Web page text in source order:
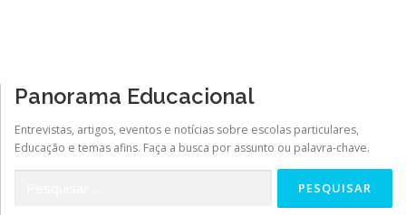
ã
o
p
o
Panorama Educacional
Entrevistas, artigos, eventos e notícias sobre escolas particulares,
Educação e temas afins. Faça a busca por assunto ou palavra-chave.